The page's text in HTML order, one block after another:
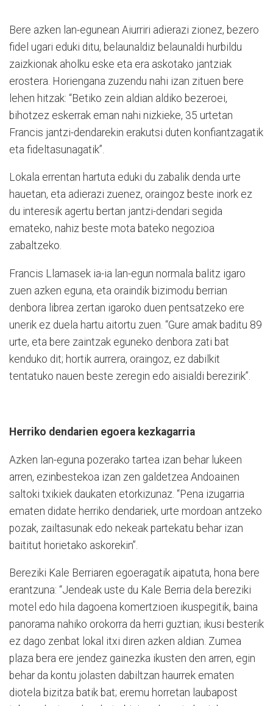
Bere azken lan-egunean Aiurriri adierazi zionez, bezero
fidel ugari eduki ditu, belaunaldiz belaunaldi hurbildu
zaizkionak aholku eske eta era askotako jantziak
erostera. Horiengana zuzendu nahi izan zituen bere
lehen hitzak: “Betiko zein aldian aldiko bezeroei,
bihotzez eskerrak eman nahi nizkieke, 35 urtetan
Francis jantzi-dendarekin erakutsi duten konfiantzagatik
eta fideltasunagatik”.
Lokala errentan hartuta eduki du zabalik denda urte
hauetan, eta adierazi zuenez, oraingoz beste inork ez
du interesik agertu bertan jantzi-dendari segida
emateko, nahiz beste mota bateko negozioa
zabaltzeko.
Francis Llamasek ia-ia lan-egun normala balitz igaro
zuen azken eguna, eta oraindik bizimodu berrian
denbora librea zertan igaroko duen pentsatzeko ere
unerik ez duela hartu aitortu zuen. “Gure amak baditu 89
urte, eta bere zaintzak eguneko denbora zati bat
kenduko dit; hortik aurrera, oraingoz, ez dabilkit
tentatuko nauen beste zeregin edo aisialdi berezirik”.
Herriko dendarien egoera kezkagarria
Azken lan-eguna pozerako tartea izan behar lukeen
arren, ezinbestekoa izan zen galdetzea Andoainen
saltoki txikiek daukaten etorkizunaz. “Pena izugarria
ematen didate herriko dendariek, urte mordoan antzeko
pozak, zailtasunak edo nekeak partekatu behar izan
baititut horietako askorekin”.
Bereziki Kale Berriaren egoeragatik aipatuta, hona bere
erantzuna: “Jendeak uste du Kale Berria dela bereziki
motel edo hila dagoena komertzioen ikuspegitik, baina
panorama nahiko orokorra da herri guztian; ikusi besterik
ez dago zenbat lokal itxi diren azken aldian. Zumea
plaza bera ere jendez gainezka ikusten den arren, egin
behar da kontu jolasten dabiltzan haurrek ematen
diotela bizitza batik bat; eremu horretan laubapost